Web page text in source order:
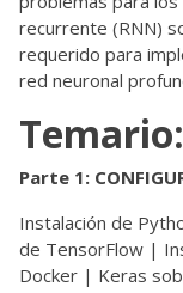
recurrente (RNN)
requerido para
red neuronal
Temario:
Parte 1:
Instalación de
de TensorFlow |
Docker | Keras